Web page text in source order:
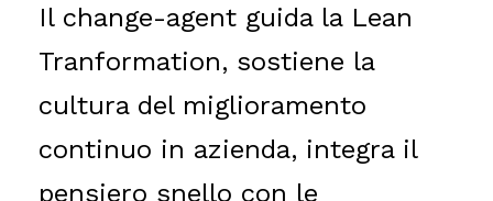
Il change-agent guida la Lean
Tranformation, sostiene la
cultura del miglioramento
continuo in azienda, integra il
pensiero snello con le